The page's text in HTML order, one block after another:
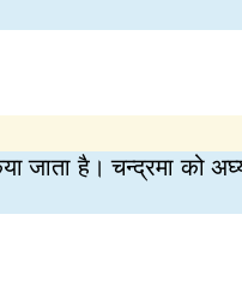
है। चन्द्रमा को